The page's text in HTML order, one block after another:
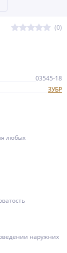
(0)
03545-18
ЗУБР
любых
наружних